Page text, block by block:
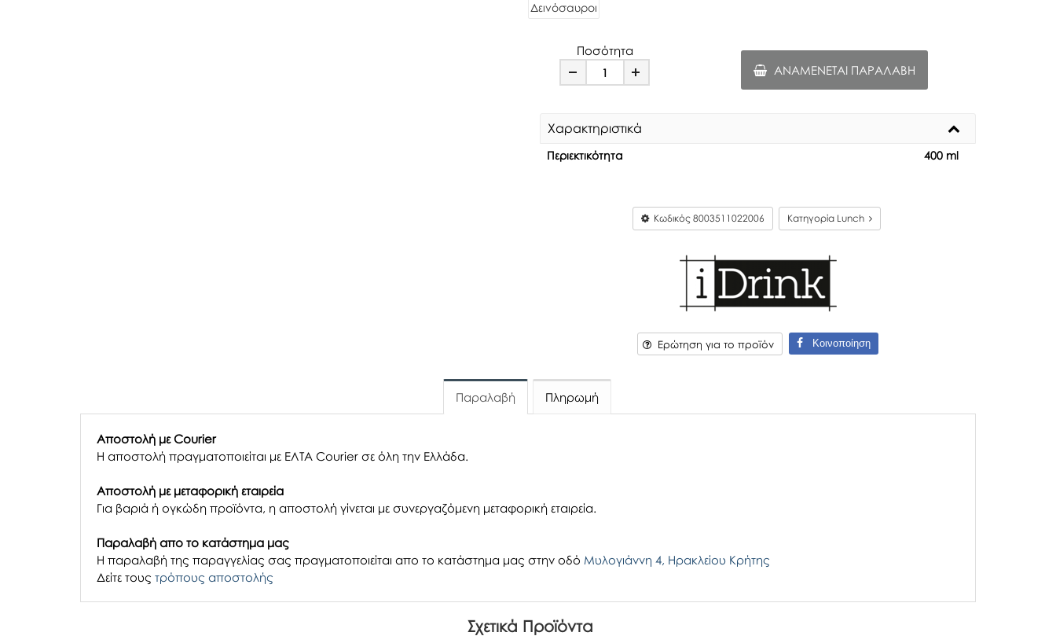
Δεινόσαυροι
Ποσότητα
Plus
ΑΝΑΜΈΝΕΤΑΙ ΠΑΡΑΛΑΒΉ
Χαρακτηριστικά
Περιεκτικότητα 400 ml
Κωδικός 8003511022006 Κατηγορία Lunch
Ερώτηση για το προϊόν Κοινοποίηση
Παραλαβή Πληρωμή
Αποστολή με Courier
Η αποστολή πραγματοποιείται με ΕΛΤΑ Courier σε όλη την Ελλάδα.
Αποστολή με μεταφορική εταιρεία
Για βαριά ή ογκώδη προϊόντα, η αποστολή γίνεται με συνεργαζόμενη μεταφορική εταιρεία.
Παραλαβή απο το κατάστημα μας
H παραλαβή της παραγγελίας σας πραγματοποιείται απο το κατάστημα μας στην οδό Μυλογιάννη 4, Ηρακλείου Κρήτης
Δείτε τους τρόπους αποστολής
Σχετικά Προϊόντα